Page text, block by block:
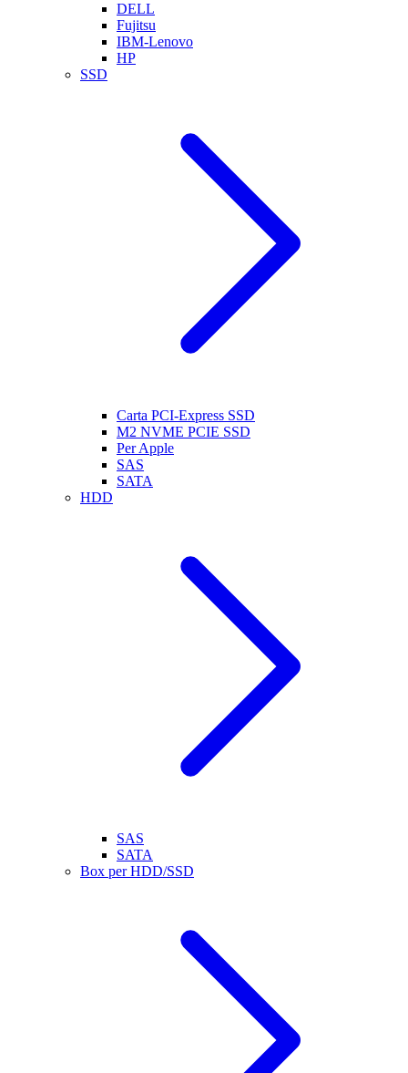
DELL
Fujitsu
IBM-Lenovo
HP
SSD
Carta PCI-Express SSD
M2 NVME PCIE SSD
Per Apple
SAS
SATA
HDD
SAS
SATA
Box per HDD/SSD